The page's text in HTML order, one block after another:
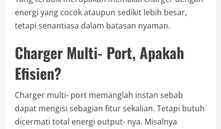
energi yang cocok ataupun sedikit lebih besar,
tetapi senantiasa dalam batasan nyaman.
Charger Multi- Port, Apakah
Efisien?
Charger multi- port memanglah instan sebab
dapat mengisi sebagian fitur sekalian. Tetapi butuh
dicermati total energi output- nya. Misalnya